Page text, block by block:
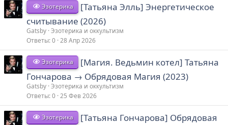
Эзотерика
[Татьяна Элль] Энергетическое
считывание (2026)
Gatsby Эзотерика и оккультизм
Ответы 0 28 Апр 2026
Эзотерика
[Магия. Ведьмин котел] Татьяна
Гончарова → Обрядовая Магия (2023)
Gatsby Эзотерика и оккультизм
Ответы 0 25 Фев 2026
Эзотерика
[Татьяна Гончарова] Обрядовая